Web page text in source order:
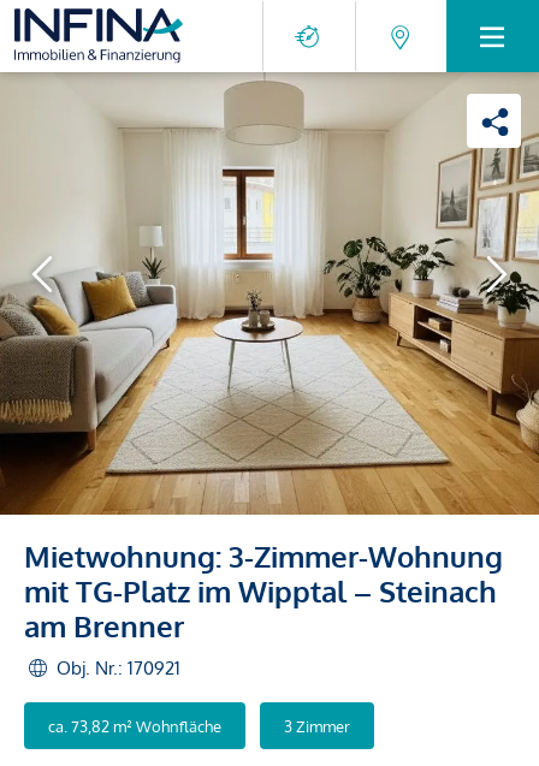
Mietwohnung: 3-Zimmer-Wohnung
mit TG-Platz im Wipptal – Steinach
am Brenner
Obj. Nr.: 170921
ca. 73,82 m² Wohnfläche 3 Zimmer